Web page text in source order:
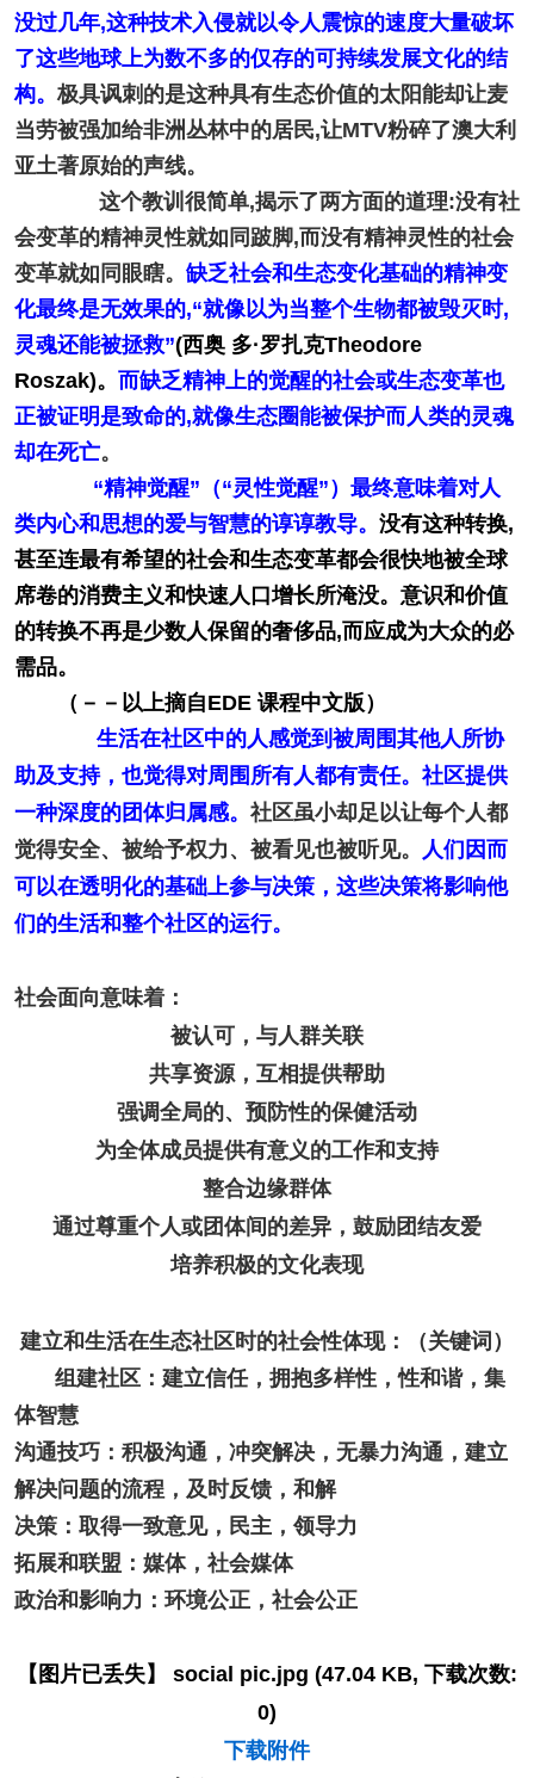
没过几年,这种技术入侵就以令人震惊的速度大量破坏
了这些地球上为数不多的仅存的可持续发展文化的结
构。极具讽刺的是这种具有生态价值的太阳能却让麦
当劳被强加给非洲丛林中的居民,让MTV粉碎了澳大利
亚土著原始的声线。
这个教训很简单,揭示了两方面的道理:没有社
会变革的精神灵性就如同跛脚,而没有精神灵性的社会
变革就如同眼瞎。 缺乏社会和生态变化基础的精神变
化最终是无效果的,“就像以为当整个生物都被毁灭时,
灵魂还能被拯救”(西奥 多·罗扎克Theodore
Roszak)。 而缺乏精神上的觉醒的社会或生态变革也
正被证明是致命的,就像生态圈能被保护而人类的灵魂
却在死亡。
“精神觉醒”（“灵性觉醒”）最终意味着对人
类内心和思想的爱与智慧的谆谆教导。 没有这种转换,
甚至连最有希望的社会和生态变革都会很快地被全球
席卷的消费主义和快速人口增长所淹没。意识和价值
的转换不再是少数人保留的奢侈品,而应成为大众的必
需品。
（－－以上摘自EDE 课程中文版）
生活在社区中的人感觉到被周围其他人所协
助及支持，也觉得对周围所有人都有责任。社区提供
一种深度的团体归属感。 社区虽小却足以让每个人都
觉得安全、被给予权力、被看见也被听见。 人们因而
可以在透明化的基础上参与决策，这些决策将影响他
们的生活和整个社区的运行。
社会面向意味着：
被认可，与人群关联
共享资源，互相提供帮助
强调全局的、预防性的保健活动
为全体成员提供有意义的工作和支持
整合边缘群体
通过尊重个人或团体间的差异，鼓励团结友爱
培养积极的文化表现
建立和生活在生态社区时的社会性体现：（关键词）
组建社区：建立信任，拥抱多样性，性和谐，集
体智慧
沟通技巧：积极沟通，冲突解决，无暴力沟通，建立
解决问题的流程，及时反馈，和解
决策：取得一致意见，民主，领导力
拓展和联盟：媒体，社会媒体
政治和影响力：环境公正，社会公正
【图片已丢失】 social pic.jpg (47.04 KB, 下载次数:
0)
下载附件